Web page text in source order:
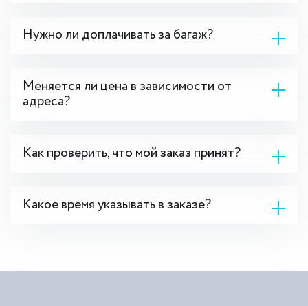
Нужно ли доплачивать за багаж?
Меняется ли цена в зависимости от
адреса?
Как проверить, что мой заказ принят?
Какое время указывать в заказе?